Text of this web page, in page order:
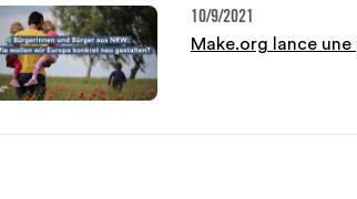
10/9/2021
Make.org lance